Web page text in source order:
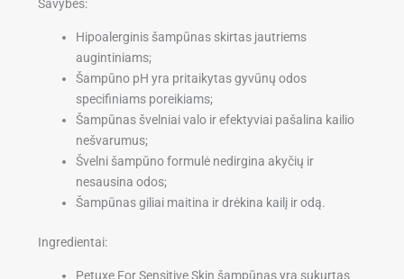
Savybės:
Hipoalerginis šampūnas skirtas jautriems
augintiniams;
Šampūno pH yra pritaikytas gyvūnų odos
specifiniams poreikiams;
Šampūnas švelniai valo ir efektyviai pašalina kailio
nešvarumus;
Švelni šampūno formulė nedirgina akyčių ir
nesausina odos;
Šampūnas giliai maitina ir drėkina kailį ir odą.
Ingredientai:
Petuxe For Sensitive Skin šampūnas yra sukurtas